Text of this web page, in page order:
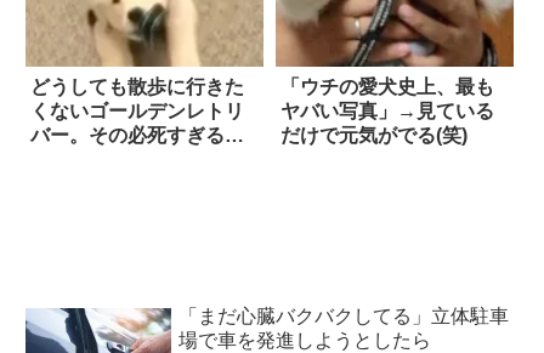
どうしても散歩に行きた
くないゴールデンレトリ
バー。その必死すぎる抵
「ウチの愛犬史上、最も
ヤバい写真」→見ている
だけで元気がでる(笑)
「まだ心臓バクバクしてる」立体駐車
場で車を発進しようとしたら